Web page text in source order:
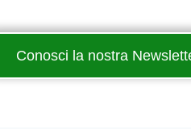
Conosci la nostra